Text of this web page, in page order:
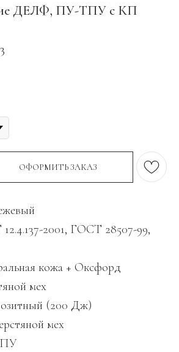
ДЕЛФ, ПУ-ТПУ с КП
ОФОРМИТЬ ЗАКАЗ
2001, ГОСТ 28507-99,
кожа + Оксфорд
мех
(200 Дж)
мех